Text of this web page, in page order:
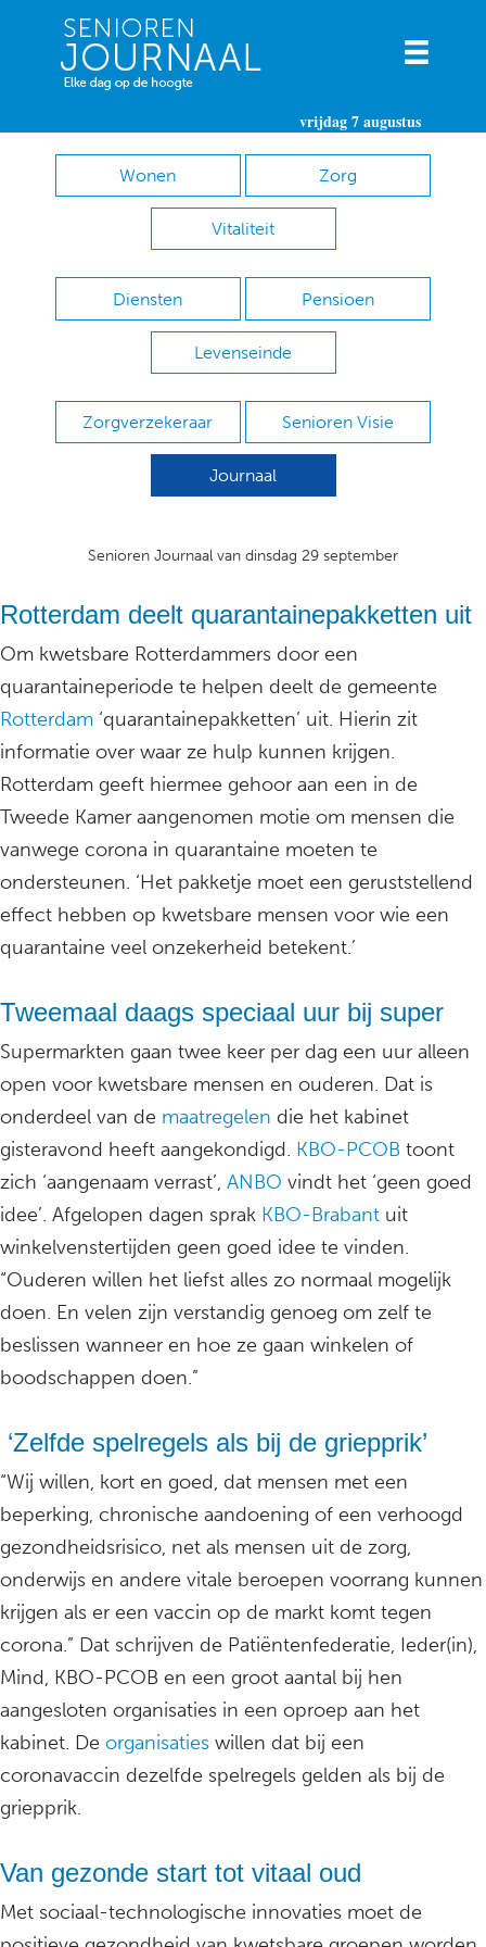
vrijdag 7 augustus
Wonen Zorg
Vitaliteit
Diensten Pensioen
Levenseinde
Zorgverzekeraar Senioren Visie
Journaal
Senioren Journaal van dinsdag 29 september
Rotterdam deelt quarantainepakketten uit
Om kwetsbare Rotterdammers door een
quarantaineperiode te helpen deelt de gemeente
Rotterdam ‘quarantainepakketten’ uit. Hierin zit
informatie over waar ze hulp kunnen krijgen.
Rotterdam geeft hiermee gehoor aan een in de
Tweede Kamer aangenomen motie om mensen die
vanwege corona in quarantaine moeten te
ondersteunen. ‘Het pakketje moet een geruststellend
effect hebben op kwetsbare mensen voor wie een
quarantaine veel onzekerheid betekent.’
Tweemaal daags speciaal uur bij super
Supermarkten gaan twee keer per dag een uur alleen
open voor kwetsbare mensen en ouderen. Dat is
onderdeel van de maatregelen die het kabinet
gisteravond heeft aangekondigd. KBO-PCOB toont
zich ‘aangenaam verrast’, ANBO vindt het ‘geen goed
idee’. Afgelopen dagen sprak KBO-Brabant uit
winkelvenstertijden geen goed idee te vinden.
“Ouderen willen het liefst alles zo normaal mogelijk
doen. En velen zijn verstandig genoeg om zelf te
beslissen wanneer en hoe ze gaan winkelen of
boodschappen doen.”
‘Zelfde spelregels als bij de griepprik’
“Wij willen, kort en goed, dat mensen met een
beperking, chronische aandoening of een verhoogd
gezondheidsrisico, net als mensen uit de zorg,
onderwijs en andere vitale beroepen voorrang kunnen
krijgen als er een vaccin op de markt komt tegen
corona.” Dat schrijven de Patiëntenfederatie, Ieder(in),
Mind, KBO-PCOB en een groot aantal bij hen
aangesloten organisaties in een oproep aan het
kabinet. De organisaties willen dat bij een
coronavaccin dezelfde spelregels gelden als bij de
griepprik.
Van gezonde start tot vitaal oud
Met sociaal-technologische innovaties moet de